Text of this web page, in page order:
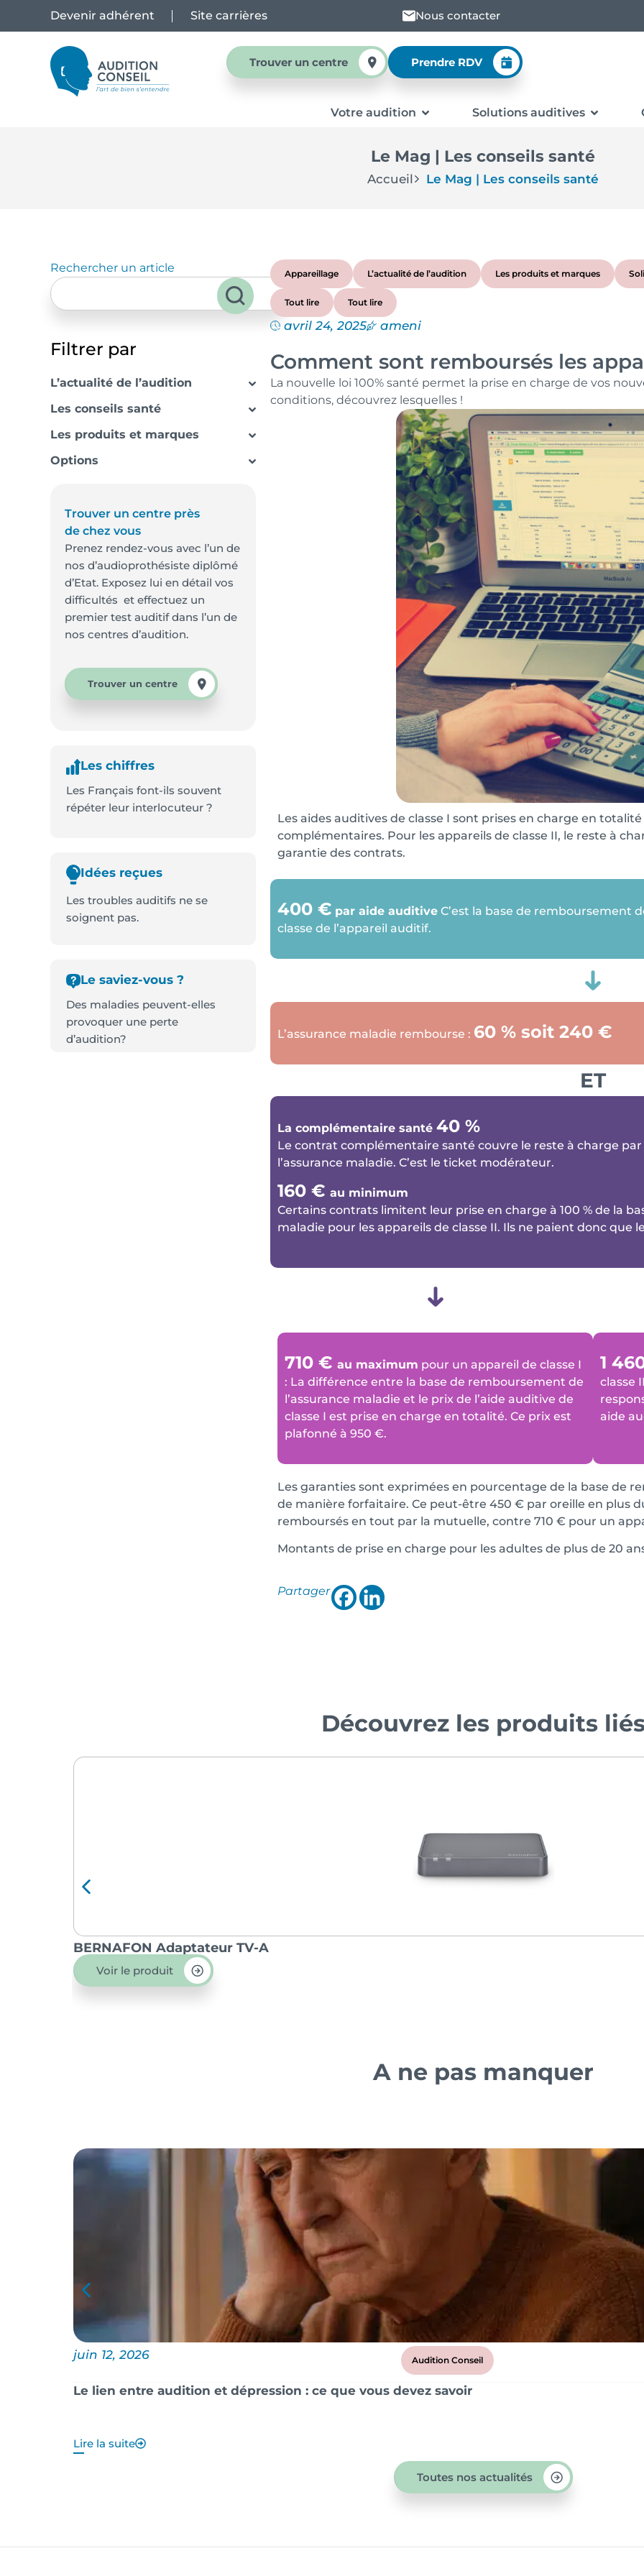
Devenir adhérent Site carrières Nous contacter
Trouver un centre Prendre RDV
Votre audition Solutions auditives
Le Mag | Les conseils santé
Accueil Le Mag | Les conseils santé
Rechercher un article
Filtrer par
L’actualité de l’audition
Les conseils santé
Les produits et marques
Options
Trouver un centre près
de chez vous
Prenez rendez-vous avec l’un de
nos d’audioprothésiste diplômé
d’Etat. Exposez lui en détail vos
difficultés et effectuez un
premier test auditif dans l’un de
nos centres d’audition.
Trouver un centre
Les chiffres
Les Français font-ils souvent
répéter leur interlocuteur ?
Idées reçues
Les troubles auditifs ne se
soignent pas.
Le saviez-vous ?
Des maladies peuvent-elles
provoquer une perte
d’audition?
Appareillage L’actualité de l’audition Les produits et marques
Tout lire Tout lire
avril 24, 2025 ameni
Comment sont remboursés les
La nouvelle loi 100% santé permet la prise en charge de vos
conditions, découvrez lesquelles !
Les aides auditives de classe I sont prises en charge en
complémentaires. Pour les appareils de classe II, le reste à
garantie des contrats.
400 € par aide auditive C’est la base de remboursement
classe de l’appareil auditif.
L’assurance maladie rembourse : 60 % soit 240 €
ET
La complémentaire santé 40 %
Le contrat complémentaire santé couvre le reste à charge
l’assurance maladie. C’est le ticket modérateur.
160 € au minimum
Certains contrats limitent leur prise en charge à 100 % de la
maladie pour les appareils de classe II. Ils ne paient donc que
710 € au maximum pour un appareil de classe I
: La différence entre la base de remboursement de
l’assurance maladie et le prix de l’aide auditive de
classe I est prise en charge en totalité. Ce prix est
plafonné à 950 €.
1
classe
aide
Les garanties sont exprimées en pourcentage de la base de
de manière forfaitaire. Ce peut-être 450 € par oreille en plus
remboursés en tout par la mutuelle, contre 710 € pour un
Montants de prise en charge pour les adultes de plus de 20
Partager
Découvrez les produits
BERNAFON Adaptateur TV-A
Voir le produit
A ne pas manquer
juin 12, 2026 Audition Conseil
Le lien entre audition et dépression : ce que vous devez savoir
Lire la suite
Toutes nos actualités